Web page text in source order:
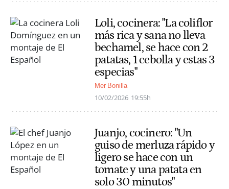
Loli, cocinera: "La coliflor
más rica y sana no lleva
bechamel, se hace con 2
patatas, 1 cebolla y estas 3
especias"
Mer Bonilla
10/02/2026 19:55h
Juanjo, cocinero: "Un
guiso de merluza rápido y
ligero se hace con un
tomate y una patata en
solo 30 minutos"